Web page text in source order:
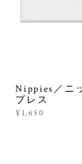
Nippies／ニ
プレス
¥1,650